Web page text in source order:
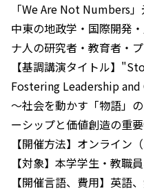
「We Are Not Numbers
中東の地政学・国際開発
ナ人の研究者・教育者・
【基調講演タイトル】
Fostering Leadership
～社会を動かす「物語」
ーシップと価値創造の重
【開催方法】オンライン
【対象】本学学生・教職
【開催言語、費用】英語